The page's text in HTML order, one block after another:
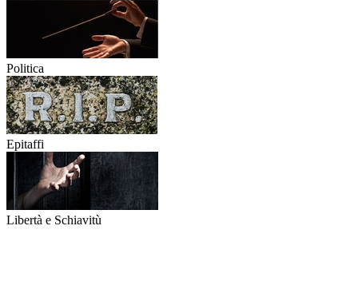
Politica
Epitaffi
Libertà e Schiavitù